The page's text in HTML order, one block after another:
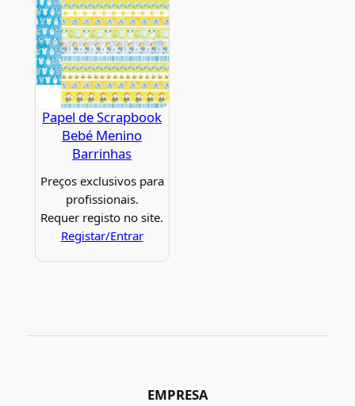
Papel de Scrapbook
Bebé Menino
Barrinhas
Preços exclusivos para
profissionais.
Requer registo no site.
Registar/Entrar
EMPRESA